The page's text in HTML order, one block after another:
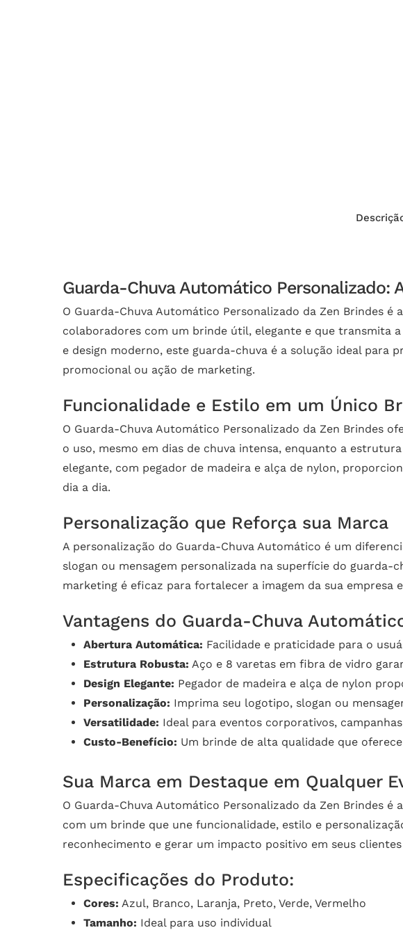
Guarda-Chuva Automático Personalizado:
O Guarda-Chuva Automático Personalizado da Zen Brindes
colaboradores com um brinde útil, elegante e que transmita
e design moderno, este guarda-chuva é a solução ideal para
promocional ou ação de marketing.
Funcionalidade e Estilo em um Único
O Guarda-Chuva Automático Personalizado da Zen Brindes
o uso, mesmo em dias de chuva intensa, enquanto a
elegante, com pegador de madeira e alça de nylon,
dia a dia.
Personalização que Reforça sua Marca
A personalização do Guarda-Chuva Automático é um
slogan ou mensagem personalizada na superfície do
marketing é eficaz para fortalecer a imagem da sua empresa
Vantagens do Guarda-Chuva
Abertura Automática: Facilidade e praticidade para o
Estrutura Robusta: Aço e 8 varetas em fibra de vidro
Design Elegante: Pegador de madeira e alça de nylon
Personalização: Imprima seu logotipo, slogan ou
Versatilidade: Ideal para eventos corporativos,
Custo-Benefício: Um brinde de alta qualidade que
Sua Marca em Destaque em Qualquer
O Guarda-Chuva Automático Personalizado da Zen Brindes
com um brinde que une funcionalidade, estilo e
reconhecimento e gerar um impacto positivo em seus
Especificações do Produto:
Cores: Azul, Branco, Laranja, Preto, Verde, Vermelho
Tamanho: Ideal para uso individual